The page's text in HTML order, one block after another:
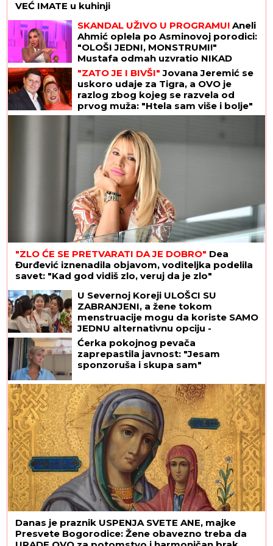
Najpoznatija plavuša na svetu
OSTAVILA HOLIVUDSKE FRAJERE
zbog "nemačkog bankara" teškog
400 miliona! Dve godine se skrivali,
sad su pale maske
(FOTO) DOK SVI BRUJE O RAZVODU, SLOBA VASIĆ
UHVAĆEN SA STARLETOMIsplivala zajednička
fotografija, zajedno ispod šatora
NISTE GLADNI, A MRŠAVITE!Biolog
otkrio jutarnju metodu koja
podstiče telo da topi masti - pravilo
30-30-30 zaludelo ceo svet
DOJAVA O BOMBI NA AUTOBUSKOJ
STANICIDrama u Prištini: Sve vrvi od
policije
Uz ovaj JEDNOSTAVAN TRIK jagode mogu ostati
sveže i slatke do DVE NEDELJE, a glavni sastojak
VEĆ IMATE u kuhinji
SKANDAL UŽIVO U PROGRAMU!Aneli
Ahmić oplela po Asminovoj porodici:
"OLOŠI JEDNI, MONSTRUMI!"
Mustafa odmah uzvratio NIKAD